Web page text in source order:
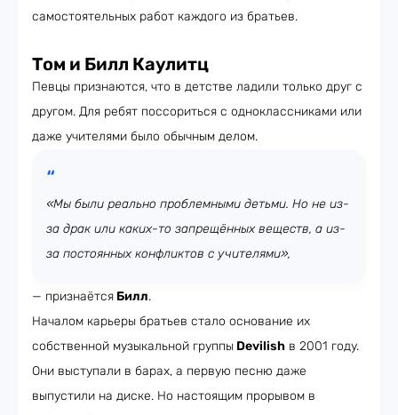
самостоятельных работ каждого из братьев.
Том и Билл Каулитц
Певцы признаются, что в детстве ладили только друг с
другом. Для ребят поссориться с одноклассниками или
даже учителями было обычным делом.
«Мы были реально проблемными детьми. Но не из-
за драк или каких-то запрещённых веществ, а из-
за постоянных конфликтов с учителями»,
— признаётся Билл.
Началом карьеры братьев стало основание их
собственной музыкальной группы Devilish в 2001 году.
Они выступали в барах, а первую песню даже
выпустили на диске. Но настоящим прорывом в